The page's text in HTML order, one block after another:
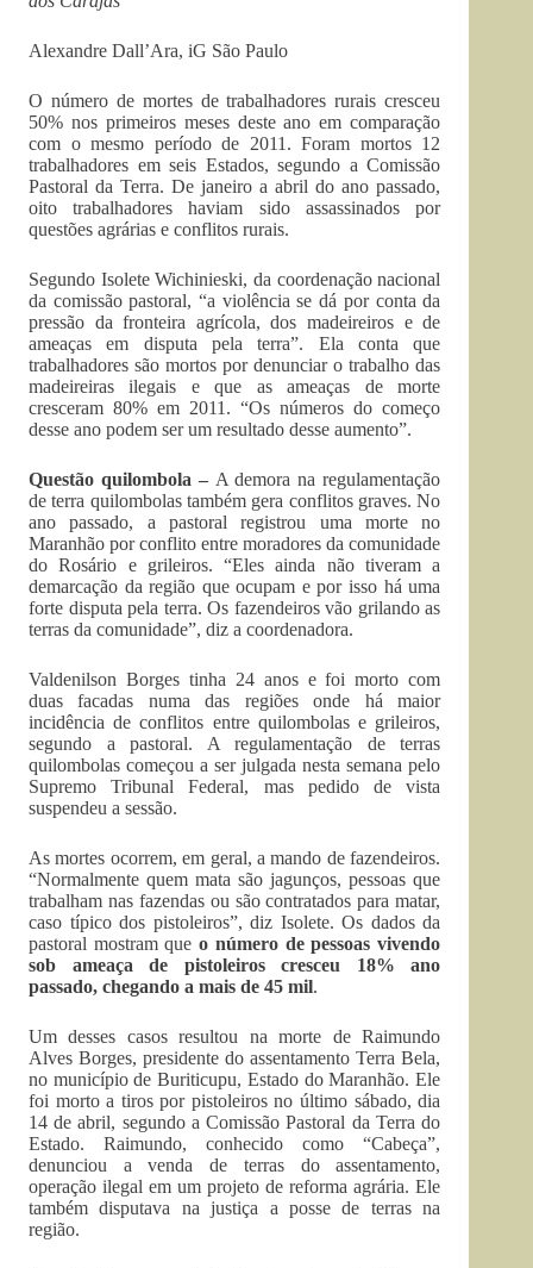
Alexandre Dall’Ara, iG São Paulo
O número de mortes de trabalhadores rurais cresceu
50% nos primeiros meses deste ano em comparação
com o mesmo período de 2011. Foram mortos 12
trabalhadores em seis Estados, segundo a Comissão
Pastoral da Terra. De janeiro a abril do ano passado,
oito trabalhadores haviam sido assassinados por
questões agrárias e conflitos rurais.
Segundo Isolete Wichinieski, da coordenação nacional
da comissão pastoral, “a violência se dá por conta da
pressão da fronteira agrícola, dos madeireiros e de
ameaças em disputa pela terra”. Ela conta que
trabalhadores são mortos por denunciar o trabalho das
madeireiras ilegais e que as ameaças de morte
cresceram 80% em 2011. “Os números do começo
desse ano podem ser um resultado desse aumento”.
Questão quilombola – A demora na regulamentação
de terra quilombolas também gera conflitos graves. No
ano passado, a pastoral registrou uma morte no
Maranhão por conflito entre moradores da comunidade
do Rosário e grileiros. “Eles ainda não tiveram a
demarcação da região que ocupam e por isso há uma
forte disputa pela terra. Os fazendeiros vão grilando as
terras da comunidade”, diz a coordenadora.
Valdenilson Borges tinha 24 anos e foi morto com
duas facadas numa das regiões onde há maior
incidência de conflitos entre quilombolas e grileiros,
segundo a pastoral. A regulamentação de terras
quilombolas começou a ser julgada nesta semana pelo
Supremo Tribunal Federal, mas pedido de vista
suspendeu a sessão.
As mortes ocorrem, em geral, a mando de fazendeiros.
“Normalmente quem mata são jagunços, pessoas que
trabalham nas fazendas ou são contratados para matar,
caso típico dos pistoleiros”, diz Isolete. Os dados da
pastoral mostram queo número de pessoas vivendo
sob ameaça de pistoleiros cresceu 18% ano
passado, chegando a mais de 45 mil.
Um desses casos resultou na morte de Raimundo
Alves Borges, presidente do assentamento Terra Bela,
no município de Buriticupu, Estado do Maranhão. Ele
foi morto a tiros por pistoleiros no último sábado, dia
14 de abril, segundo a Comissão Pastoral da Terra do
Estado. Raimundo, conhecido como “Cabeça”,
denunciou a venda de terras do assentamento,
operação ilegal em um projeto de reforma agrária. Ele
também disputava na justiça a posse de terras na
região.